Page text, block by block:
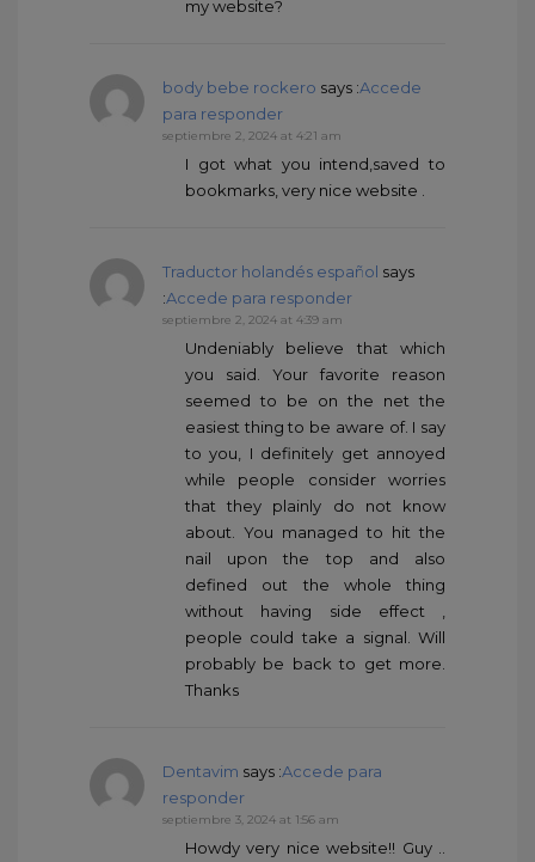
my website?
body bebe rockero says :Accede
para responder
septiembre 2, 2024 at 4:21 am
I got what you intend,saved to
bookmarks, very nice website .
Traductor holandés español says
:Accede para responder
septiembre 2, 2024 at 4:39 am
Undeniably believe that which
you said. Your favorite reason
seemed to be on the net the
easiest thing to be aware of. I say
to you, I definitely get annoyed
while people consider worries
that they plainly do not know
about. You managed to hit the
nail upon the top and also
defined out the whole thing
without having side effect ,
people could take a signal. Will
probably be back to get more.
Thanks
Dentavim says :Accede para
responder
septiembre 3, 2024 at 1:56 am
Howdy very nice website!! Guy ..